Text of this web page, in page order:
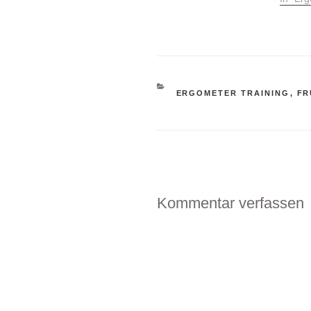
KATEGORIEN
ERGOMETER TRAINING ,
Kommentar verfassen